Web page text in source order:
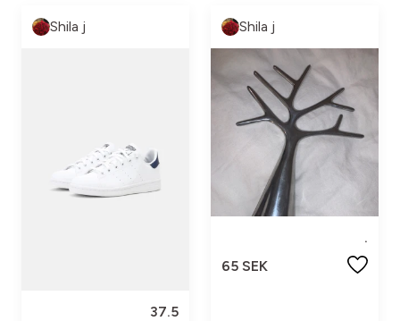
Shila j
37.5
Shila j
.
65 SEK